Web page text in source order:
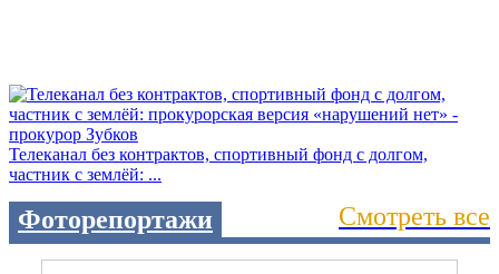
Телеканал без контрактов, спортивный фонд с долгом,
частник с землёй: ...
Фоторепортажи Смотреть все